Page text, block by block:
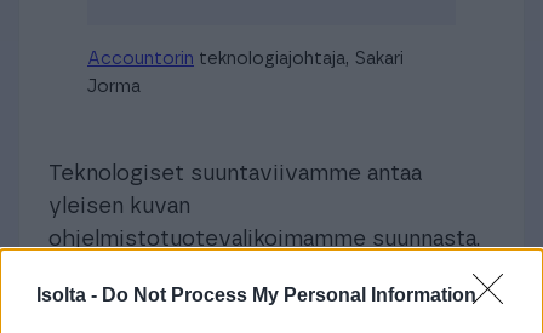
Isolta - Do Not Process My Personal Information
Accountorin teknologiajohtaja, Sakari
Jorma
Teknologiset suuntaviivamme antaa
yleisen kuvan
ohjelmistotuotevalikoimamme suunnasta.
suunnitelma meille itsellemme.